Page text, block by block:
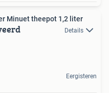
Minuet theepot 1,2 liter
Details
Eergisteren